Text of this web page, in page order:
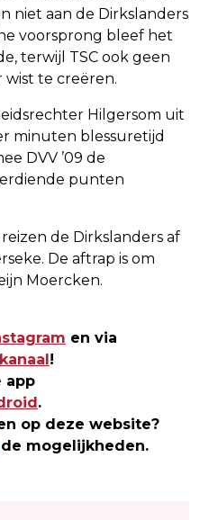
niet aan de Dirkslanders
voorsprong bleef het
terwijl TSC ook geen
wist te creëren.
Hilgersom uit
minuten blessuretijd
DVV ’09 de
punten
de Dirkslanders af
De aftrap is om
Moercken.
en via
!
app
.
op deze website?
de mogelijkheden.